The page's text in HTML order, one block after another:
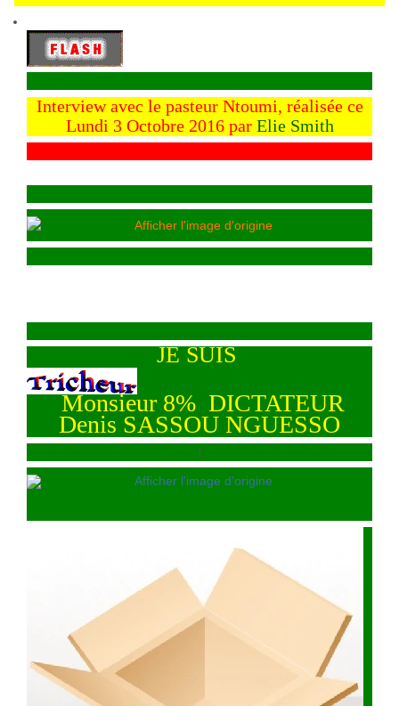
Interview avec le pasteur Ntoumi, réalisée ce
Lundi 3 Octobre 2016 par Elie Smith
JE SUIS
Monsieur 8% DICTATEUR
Denis SASSOU NGUESSO
i